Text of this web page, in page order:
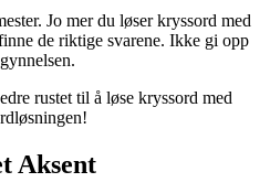
Jo mer du løser kryssord med
de riktige svarene. Ikke gi opp
rustet til å løse kryssord med
Aksent